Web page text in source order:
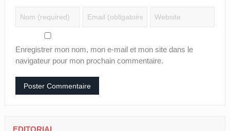
Enregistrer mon nom, mon e-mail et mon site dans le
navigateur pour mon prochain commentaire.